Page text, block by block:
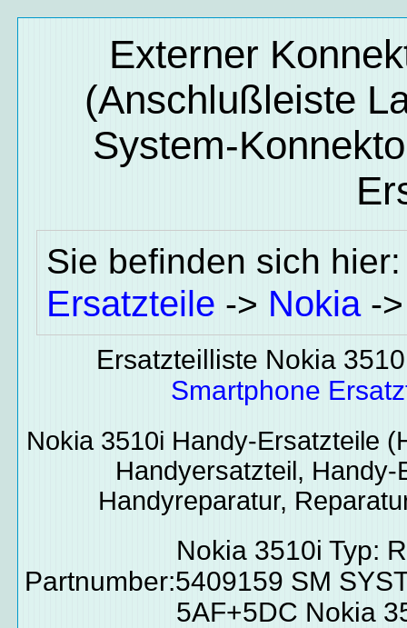
Externer
(Anschlußleiste
System-
Sie befinden sich
Ersatzteile -> Nokia-
Ersatzteilliste Nokia
Smartphone
Nokia 3510i Handy-Ersatzteile
Handyersatzteil, Handy-
Handyreparatur,
Nokia 3510i Typ:
Partnumber:5409159 SM
5AF+5DC Nokia